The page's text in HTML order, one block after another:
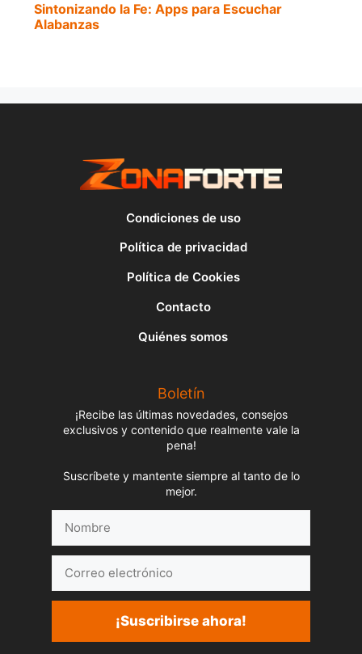
Sintonizando la Fe: Apps para Escuchar
Alabanzas
Condiciones de uso
Política de privacidad
Política de Cookies
Contacto
Quiénes somos
Boletín
¡Recibe las últimas novedades, consejos
exclusivos y contenido que realmente vale la
pena!
Suscríbete y mantente siempre al tanto de lo
mejor.
electrónico
¡Suscribirse ahora!